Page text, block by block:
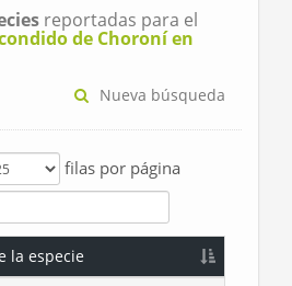
reportadas para el
de Choroní en
Nueva búsqueda
filas por página
la especie